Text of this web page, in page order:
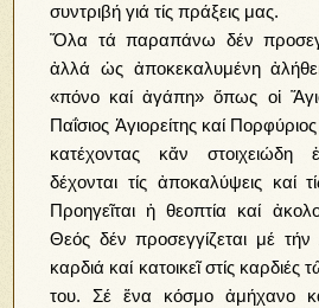
συντριβή γιά τίς πράξεις μας.
Ὅλα τά παραπάνω δέν
ἀλλά ὡς ἀποκεκαλυμένη
«πόνο καί ἀγάπη» ὅπως οἱ
Παΐσιος Ἁγιορείτης καί
κατέχοντας κἄν στοιχειώδη
δέχονται τίς ἀποκαλύψεις καί
Προηγεῖται ἡ θεοπτία καί
Θεός δέν προσεγγίζεται μέ
καρδιά καί κατοικεῖ στίς
του. Σέ ἕνα κόσμο ἀμήχανο